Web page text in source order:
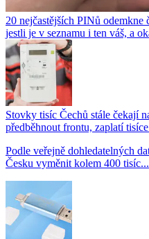
20 nejčastějších PINů
jestli je v seznamu i ten váš, a
Stovky tisíc Čechů stále čekají
předběhnout frontu, zaplatí
Podle veřejně dohledatelných
Česku vyměnit kolem 400 tisíc...